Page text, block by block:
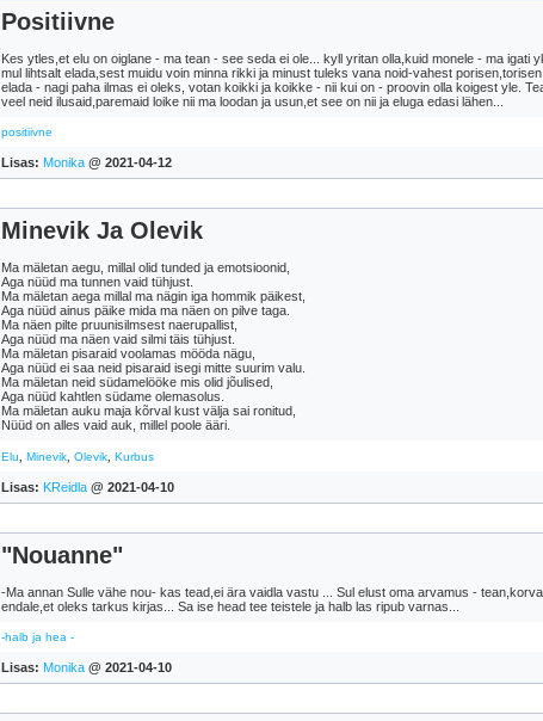
Positiivne
Kes ytles,et elu on oiglane - ma tean - see seda ei ole... kyll yritan olla,kuid monele - ma igati
mul lihtsalt elada,sest muidu voin minna rikki ja minust tuleks vana noid-vahest
elada - nagi paha ilmas ei oleks, votan koikki ja koikke - nii kui on - proovin olla koigest yle.
veel neid ilusaid,paremaid loike nii ma loodan ja usun,et see on nii ja eluga edasi lähen...
positiivne
Lisas: Monika @ 2021-04-12
Minevik Ja Olevik
Ma mäletan aegu, millal olid tunded ja emotsioonid,
Aga nüüd ma tunnen vaid tühjust.
Ma mäletan aega millal ma nägin iga hommik päikest,
Aga nüüd ainus päike mida ma näen on pilve taga.
Ma näen pilte pruunisilmsest naerupallist,
Aga nüüd ma näen vaid silmi täis tühjust.
Ma mäletan pisaraid voolamas mööda nägu,
Aga nüüd ei saa neid pisaraid isegi mitte suurim valu.
Ma mäletan neid südamelööke mis olid jõulised,
Aga nüüd kahtlen südame olemasolus.
Ma mäletan auku maja kõrval kust välja sai ronitud,
Nüüd on alles vaid auk, millel poole ääri.
Elu Minevik Olevik Kurbus
Lisas: KReidla @ 2021-04-10
"Nouanne"
-Ma annan Sulle vähe nou- kas tead,ei ära vaidla vastu ... Sul elust oma arvamus -
endale,et oleks tarkus kirjas... Sa ise head tee teistele ja halb las ripub varnas...
-halb ja hea -
Lisas: Monika @ 2021-04-10